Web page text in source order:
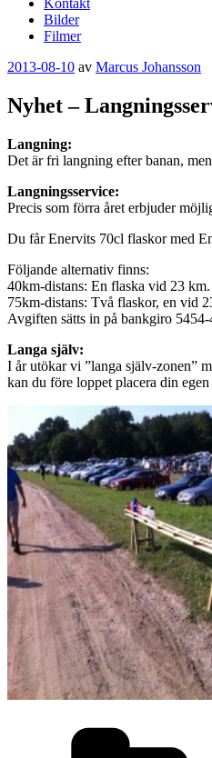
Kontakt
Bilder
Filmer
Publicerat
2013-08-10 av Marcus Johansson
Nyhet –
Langning:
Det är fri langning efter banan,
Langningsservice:
Precis som förra året erbjuder
Du får Enervits 70cl flaskor med
Följande alternativ finns:
40km-distans: En flaska vid 23
75km-distans: Två flaskor, en vid
Avgiften sätts in på bankgiro
Langa själv:
I år utökar vi ”langa själv-zonen”
kan du före loppet placera din